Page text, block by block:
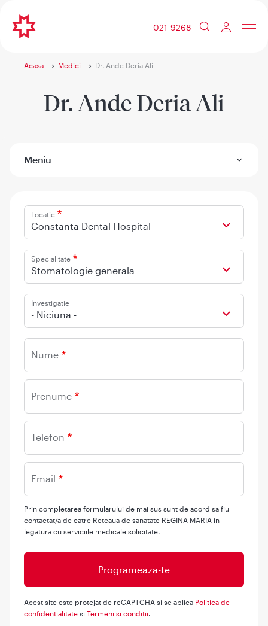
021 9268
Acasa Medici Dr. Ande Deria Ali
Dr. Ande Deria Ali
Meniu
Locatie
Constanta Dental Hospital
Specialitate
Stomatologie generala
Investigatie
- Niciuna -
Nume
Prenume
Telefon
Email
Prin completarea formularului de mai sus sunt de acord sa fiu
contactat/a de catre Reteaua de sanatate REGINA MARIA in
legatura cu serviciile medicale solicitate.
Acest site este protejat de reCAPTCHA si se aplica Politica de
confidentialitate si Termeni si conditii.